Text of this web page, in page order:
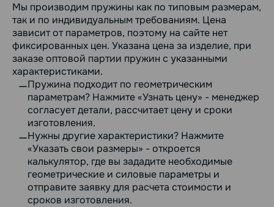
Мы производим пружины как по типовым размерам,
так и по индивидуальным требованиям. Цена
зависит от параметров, поэтому на сайте нет
фиксированных цен. Указана цена за изделие, при
заказе оптовой партии пружин с указанными
характеристиками.
Пружина подходит по геометрическим
параметрам? Нажмите «Узнать цену» - менеджер
согласует детали, рассчитает цену и сроки
изготовления.
Нужны другие характеристики? Нажмите
«Указать свои размеры» - откроется
калькулятор, где вы зададите необходимые
геометрические и силовые параметры и
отправите заявку для расчета стоимости и
сроков изготовления.